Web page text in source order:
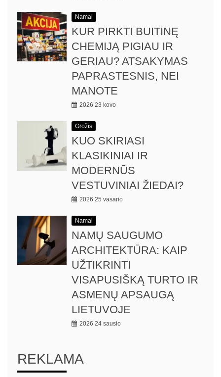
Namai
KUR PIRKTI BUITINĘ
CHEMIJĄ PIGIAU IR
GERIAU? ATSAKYMAS
PAPRASTESNIS, NEI
MANOTE
2026 23 kovo
Grožis
KUO SKIRIASI
KLASIKINIAI IR
MODERNŪS
VESTUVINIAI ŽIEDAI?
2026 25 vasario
Namai
NAMŲ SAUGUMO
ARCHITEKTŪRA: KAIP
UŽTIKRINTI
VISAPUSIŠKĄ TURTO IR
ASMENŲ APSAUGĄ
LIETUVOJE
2026 24 sausio
REKLAMA